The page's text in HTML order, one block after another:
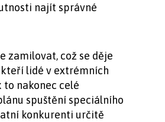
najít správné
zamilovat, což se děje
lidé v extrémních
nakonec celé
spuštění speciálního
konkurenti určitě